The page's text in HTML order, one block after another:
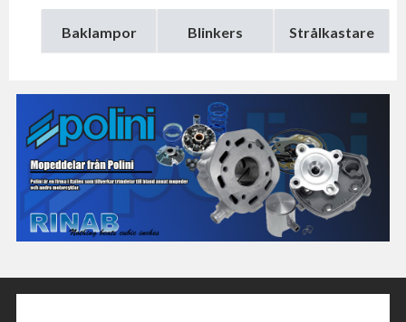
Baklampor Blinkers Strålkastare